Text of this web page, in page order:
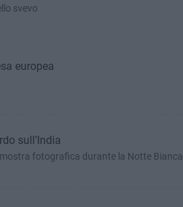
svevo
europea
sull’India
fotografica durante la Notte Bianca